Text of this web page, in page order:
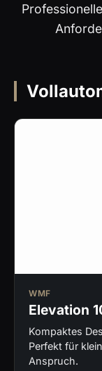
WMF
Elevation
Kompaktes
Perfekt für
Anspruch.